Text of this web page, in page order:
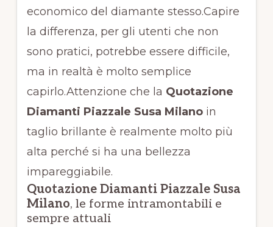
economico del diamante stesso.Capire
la differenza, per gli utenti che non
sono pratici, potrebbe essere difficile,
ma in realtà è molto semplice
capirlo.Attenzione che la Quotazione
Diamanti Piazzale Susa Milanoin
taglio brillante è realmente molto più
alta perché si ha una bellezza
impareggiabile.
Quotazione Diamanti Piazzale Susa
Milano, le forme intramontabili e
sempre attuali